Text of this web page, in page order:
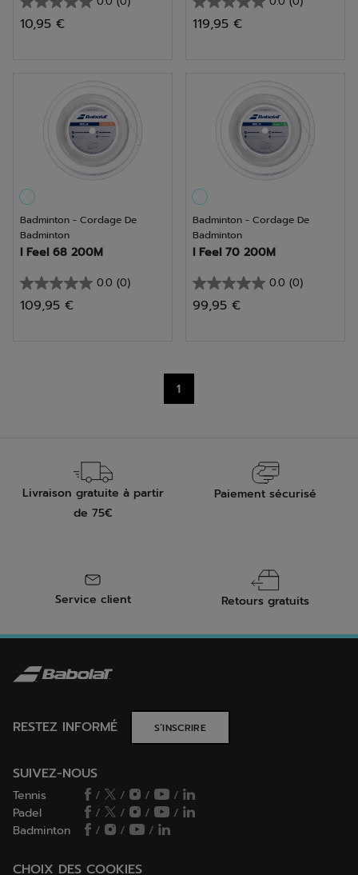
0.0
sur
10,95 €
0.0
sur
119,95 €
Badminton - Cordage De
Badminton
I Feel 68 200M
0.0 (0)
0.0
sur
109,95 €
Badminton - Cordage De
Badminton
I Feel 70 200M
0.0 (0)
0.0
sur
99,95 €
1
Livraison gratuite à partir
de 75€
Paiement sécurisé
Service client Retours gratuits
RESTEZ INFORMÉ S’INSCRIRE
SUIVEZ-NOUS
Tennis / / /
/
Padel
/ / /
/
Badminton
/ / /
CHOIX DES COOKIES